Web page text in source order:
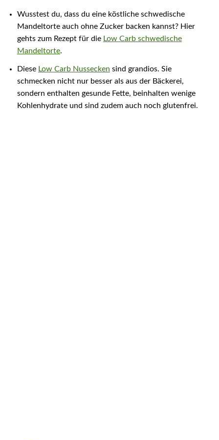
Wusstest du, dass du eine köstliche schwedische
Mandeltorte auch ohne Zucker backen kannst? Hier
gehts zum Rezept für die Low Carb schwedische
Mandeltorte.
Diese Low Carb Nussecken sind grandios. Sie
schmecken nicht nur besser als aus der Bäckerei,
sondern enthalten gesunde Fette, beinhalten wenige
Kohlenhydrate und sind zudem auch noch glutenfrei.